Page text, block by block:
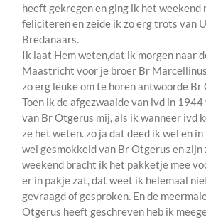
heeft gekregen en ging ik het weekend
feliciteren en zeide ik zo erg trots van
Bredanaars.
Ik laat Hem weten,dat ik morgen naar
Maastricht voor je broer Br
zo erg leuke om te horen antwoorde Br
Toen ik de afgezwaaide van ivd in 1944
van Br Otgerus mij, als ik wanneer ivd
ze het weten. zo ja dat deed ik wel en
wel gesmokkeld van Br Otgerus en zijn
weekend bracht ik het pakketje mee
er in pakje zat, dat weet ik helemaal
gevraagd of gesproken. En de
Otgerus heeft geschreven heb ik